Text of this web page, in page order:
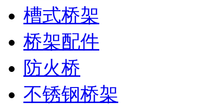
槽式桥架
桥架配件
防火桥
不锈钢桥架